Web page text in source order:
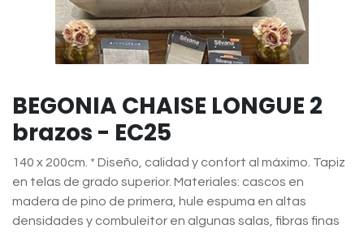
BEGONIA CHAISE LONGUE 2
brazos - EC25
140 x 200cm. * Diseño, calidad y confort al máximo. Tapiz
en telas de grado superior. Materiales: cascos en
madera de pino de primera, hule espuma en altas
densidades y combuleitor en algunas salas, fibras finas